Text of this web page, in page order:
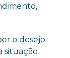
o desejo
situação